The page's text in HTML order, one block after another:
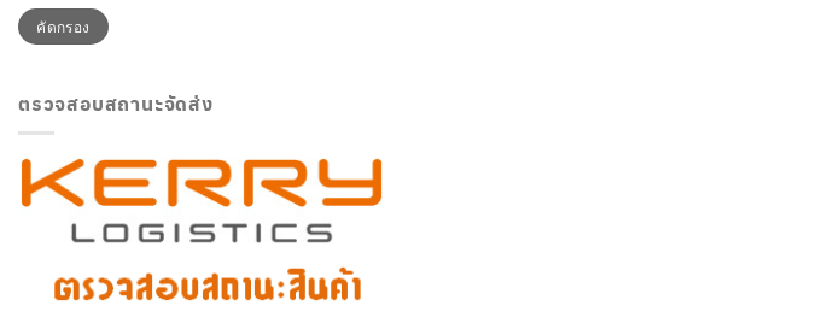
ราคา
ต่ำ
สุด
ราคา
สูงสุดคัดกรอง
ตรวจสอบสถานะจัดส่ง